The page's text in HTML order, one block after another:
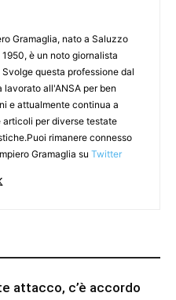
Gramaglia, nato a Saluzzo
1950, è un noto giornalista
questa professione dal
lavorato all'ANSA per ben
e attualmente continua a
articoli per diverse testate
rimanere connesso
Gramaglia su Twitter
attacco, c’è accordo